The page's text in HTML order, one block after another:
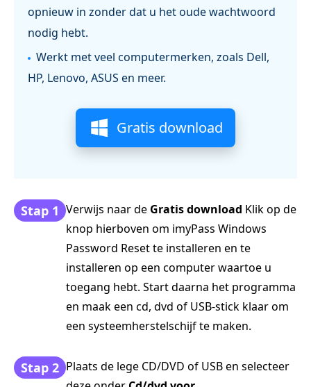
opnieuw in zonder dat u het oude wachtwoord
nodig hebt.
Werkt met veel computermerken, zoals Dell,
HP, Lenovo, ASUS en meer.
Gratis download
Stap 1 Verwijs naar de Gratis download Klik op de
knop hierboven om imyPass Windows
Password Reset te installeren en te
installeren op een computer waartoe u
toegang hebt. Start daarna het programma
en maak een cd, dvd of USB-stick klaar om
een systeemherstelschijf te maken.
Stap 2 Plaats de lege CD/DVD of USB en selecteer